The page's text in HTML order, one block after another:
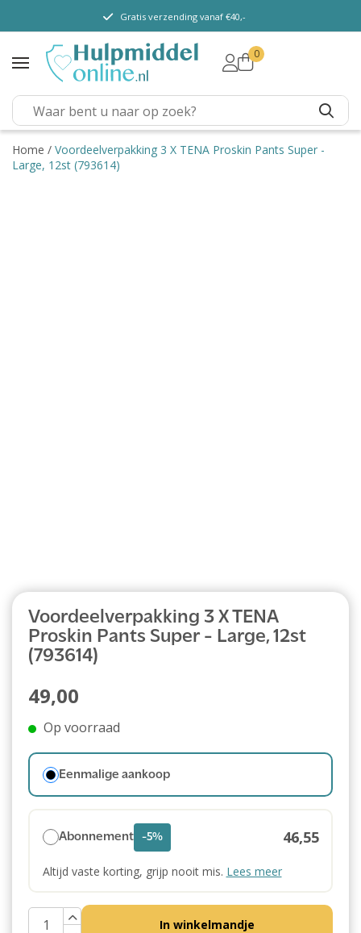
TENA Lady
TENA Men
TENA Pants (m/v)
TENA Flex
TENA Slip
Gratis verzending vanaf €40,-
0
Home / Voordeelverpakking 3 X TENA Proskin Pants Super -
Large, 12st (793614)
Voordeelverpakking 3 X TENA
Proskin Pants Super - Large, 12st
(793614)
49,00
Op voorraad
Eenmalige aankoop
Abonnement -5% 46,55
Altijd vaste korting, grijp nooit mis. Lees meer
In winkelmandje